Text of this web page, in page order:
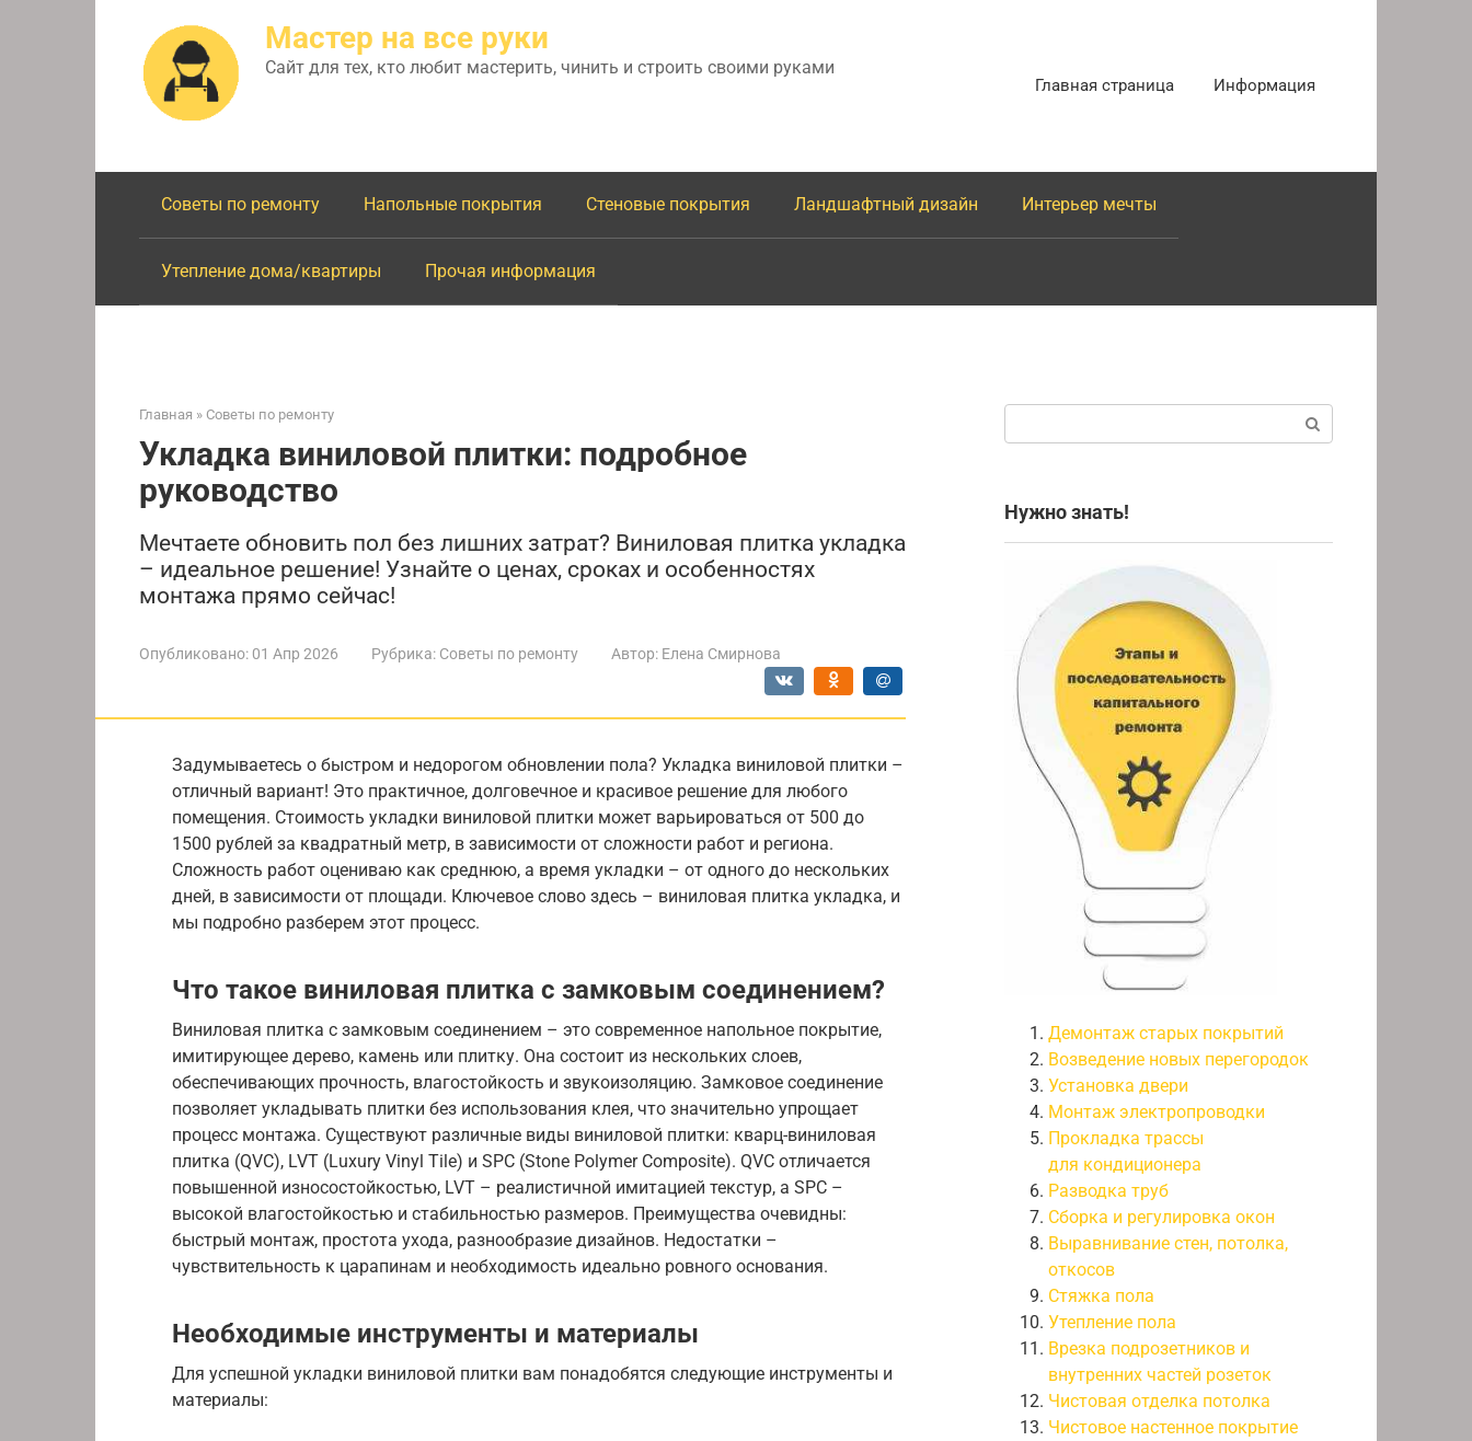
Мастер на все руки
Сайт для тех, кто любит мастерить, чинить и строить своими руками
Главная страница Информация
Советы по ремонту Напольные покрытия Стеновые покрытия Ландшафтный дизайн Интерьер мечты
Утепление дома/квартиры Прочая информация
Главная » Советы по ремонту
Укладка виниловой плитки: подробное
руководство
Мечтаете обновить пол без лишних затрат? Виниловая плитка укладка
– идеальное решение! Узнайте о ценах, сроках и особенностях
монтажа прямо сейчас!
Опубликовано: 01 Апр 2026 Рубрика: Советы по ремонту Автор: Елена Смирнова
Задумываетесь о быстром и недорогом обновлении пола? Укладка виниловой плитки –
отличный вариант! Это практичное, долговечное и красивое решение для любого
помещения. Стоимость укладки виниловой плитки может варьироваться от 500 до
1500 рублей за квадратный метр, в зависимости от сложности работ и региона.
Сложность работ оцениваю как среднюю, а время укладки – от одного до нескольких
дней, в зависимости от площади. Ключевое слово здесь – виниловая плитка укладка, и
мы подробно разберем этот процесс.
Что такое виниловая плитка с замковым соединением?
Виниловая плитка с замковым соединением – это современное напольное покрытие,
имитирующее дерево, камень или плитку. Она состоит из нескольких слоев,
обеспечивающих прочность, влагостойкость и звукоизоляцию. Замковое соединение
позволяет укладывать плитки без использования клея, что значительно упрощает
процесс монтажа. Существуют различные виды виниловой плитки: кварц-виниловая
плитка (QVC), LVT (Luxury Vinyl Tile) и SPC (Stone Polymer Composite). QVC отличается
повышенной износостойкостью, LVT – реалистичной имитацией текстур, а SPC –
высокой влагостойкостью и стабильностью размеров. Преимущества очевидны:
быстрый монтаж, простота ухода, разнообразие дизайнов. Недостатки –
чувствительность к царапинам и необходимость идеально ровного основания.
Необходимые инструменты и материалы
Для успешной укладки виниловой плитки вам понадобятся следующие инструменты и
материалы:
Нужно знать!
Демонтаж старых покрытий
Возведение новых перегородок
Установка двери
Монтаж электропроводки
Прокладка трассы
для кондиционера
Разводка труб
Сборка и регулировка окон
Выравнивание стен, потолка,
откосов
Стяжка пола
Утепление пола
Врезка подрозетников и
внутренних частей розеток
Чистовая отделка потолка
Чистовое настенное покрытие